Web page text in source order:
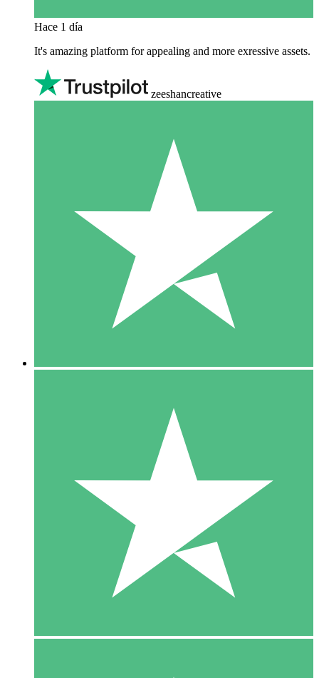
Hace 1 día
It's amazing platform for appealing and more exressive assets.
zeeshancreative